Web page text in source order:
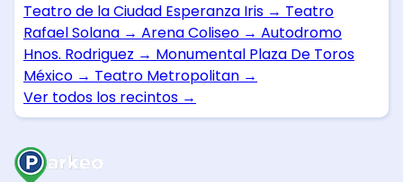
Teatro de la Ciudad Esperanza Iris → Teatro
Rafael Solana → Arena Coliseo → Autodromo
Hnos. Rodriguez → Monumental Plaza De Toros
México → Teatro Metropolitan →
Ver todos los recintos →